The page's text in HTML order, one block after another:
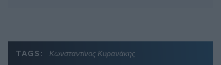
TAGS:
Κωνσταντίνος Κυρανάκης